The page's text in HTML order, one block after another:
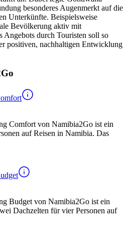
besonderes Augenmerkt auf die
Unterkünfte. Beispielsweise
Bevölkerung aktiv mit
Angebots durch Touristen soll so
positiven, nachhaltigen Entwicklung
Comfort von Namibia2Go ist ein
auf Reisen in Namibia. Das
Budget von Namibia2Go ist ein
Dachzelten für vier Personen auf